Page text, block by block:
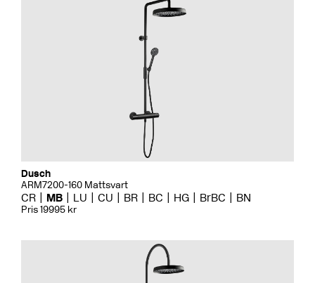
Dusch
ARM7200-160 Mattsvart
CR MB LU CU BR BC HG BrBC BN
Pris 19995 kr